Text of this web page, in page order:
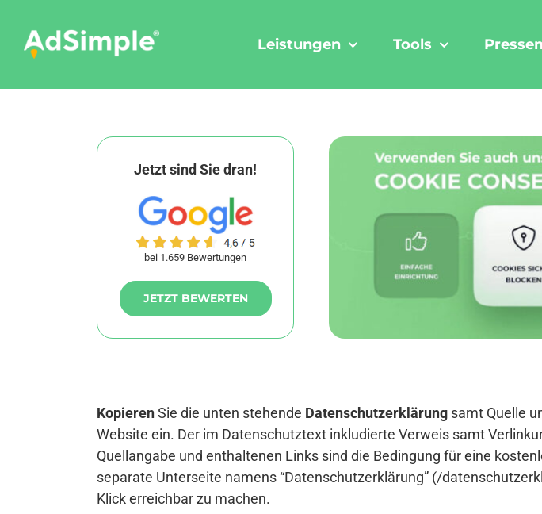
content
Leistungen Tools
Jetzt sind Sie dran!
bei 1.659 Bewertungen
JETZT BEWERTEN
KopierenSie die unten stehende Datenschutzerklärung samt Quelle
Website ein. Der im Datenschutztext inkludierte Verweis samt
Quellangabe und enthaltenen Links sind die Bedingung für eine
separate Unterseite namens “Datenschutzerklärung” (/
Klick erreichbar zu machen.